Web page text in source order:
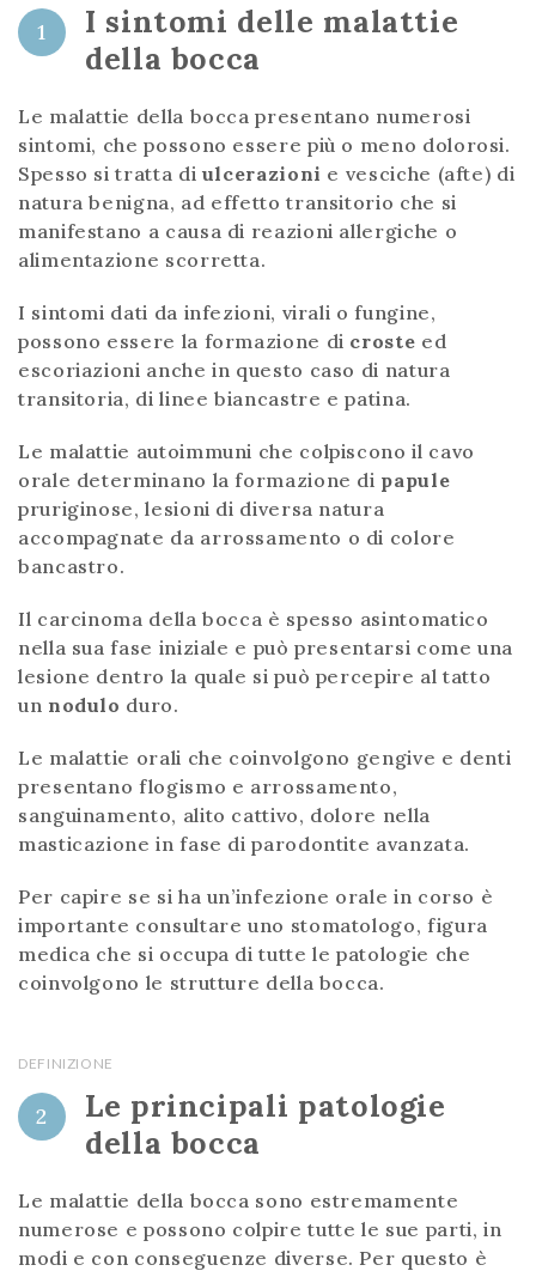
1
I sintomi delle malattie
della bocca
Le malattie della bocca presentano numerosi
sintomi, che possono essere più o meno dolorosi.
Spesso si tratta di ulcerazioni e vesciche (afte) di
natura benigna, ad effetto transitorio che si
manifestano a causa di reazioni allergiche o
alimentazione scorretta.
I sintomi dati da infezioni, virali o fungine,
possono essere la formazione di croste ed
escoriazioni anche in questo caso di natura
transitoria, di linee biancastre e patina.
Le malattie autoimmuni che colpiscono il cavo
orale determinano la formazione di papule
pruriginose, lesioni di diversa natura
accompagnate da arrossamento o di colore
bancastro.
Il carcinoma della bocca è spesso asintomatico
nella sua fase iniziale e può presentarsi come una
lesione dentro la quale si può percepire al tatto
un nodulo duro.
Le malattie orali che coinvolgono gengive e denti
presentano flogismo e arrossamento,
sanguinamento, alito cattivo, dolore nella
masticazione in fase di parodontite avanzata.
Per capire se si ha un’infezione orale in corso è
importante consultare uno stomatologo, figura
medica che si occupa di tutte le patologie che
coinvolgono le strutture della bocca.
DEFINIZIONE
2
Le principali patologie
della bocca
Le malattie della bocca sono estremamente
numerose e possono colpire tutte le sue parti, in
modi e con conseguenze diverse. Per questo è